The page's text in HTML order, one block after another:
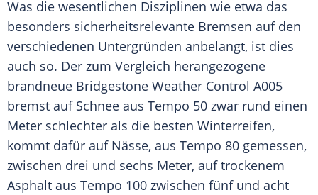
Was die wesentlichen Disziplinen wie etwa das
besonders sicherheitsrelevante Bremsen auf den
verschiedenen Untergründen anbelangt, ist dies
auch so. Der zum Vergleich herangezogene
brandneue Bridgestone Weather Control A005
bremst auf Schnee aus Tempo 50 zwar rund einen
Meter schlechter als die besten Winterreifen,
kommt dafür auf Nässe, aus Tempo 80 gemessen,
zwischen drei und sechs Meter, auf trockenem
Asphalt aus Tempo 100 zwischen fünf und acht